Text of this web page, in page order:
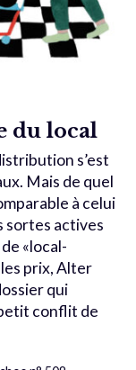
du local
s’est
Mais de quel
à celui
sortes actives
«local-
prix, Alter
qui
conflit de